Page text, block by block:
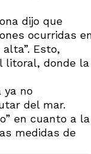
dijo que
ocurridas
Esto,
litoral, donde la
ya no
del mar.
en cuanto a la
medidas de